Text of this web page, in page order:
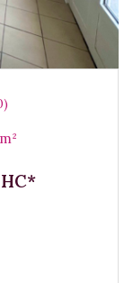
Local professionnel 110 m²